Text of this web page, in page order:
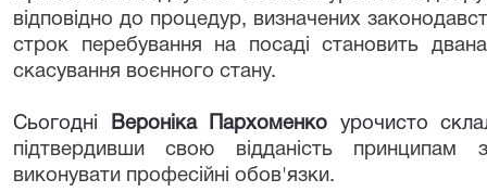
відповідно до процедур, визначених
строк перебування на посаді становить
скасування воєнного стану.
Сьогодні Вероніка Пархоменко урочисто
підтвердивши свою відданість принципам
виконувати професійні обов'язки.